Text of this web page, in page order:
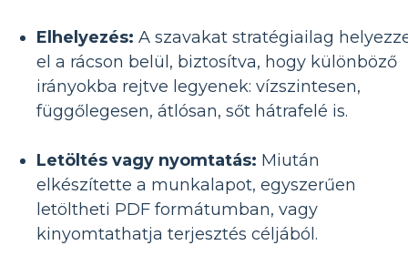
Elhelyezés: A szavakat stratégiailag
el a rácson belül, biztosítva, hogy különböző
irányokba rejtve legyenek: vízszintesen,
függőlegesen, átlósan, sőt hátrafelé is.
Letöltés vagy nyomtatás: Miután
elkészítette a munkalapot, egyszerűen
letöltheti PDF formátumban, vagy
kinyomtathatja terjesztés céljából.